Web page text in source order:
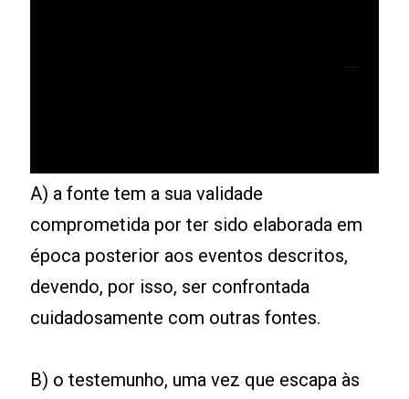
A) a fonte tem a sua validade
comprometida por ter sido elaborada em
época posterior aos eventos descritos,
devendo, por isso, ser confrontada
cuidadosamente com outras fontes.
B) o testemunho, uma vez que escapa às